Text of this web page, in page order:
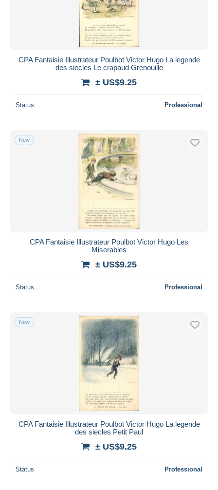
CPA Fantaisie Illustrateur Poulbot Victor Hugo La legende
des siecles Le crapaud Grenouille
± US$9.25
Status Professional
New
CPA Fantaisie Illustrateur Poulbot Victor Hugo Les
Miserables
± US$9.25
Status Professional
New
CPA Fantaisie Illustrateur Poulbot Victor Hugo La legende
des siecles Petit Paul
± US$9.25
Status Professional